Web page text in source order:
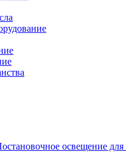
освещение для